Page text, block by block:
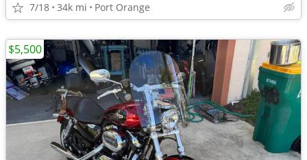
7/18 34k mi Port Orange
$5,500